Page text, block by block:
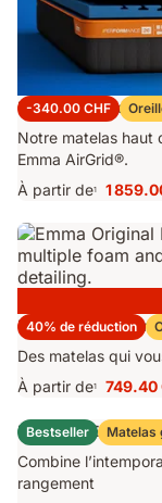
-340.00 CHF
Matelas Emma
Notre matelas haut
Emma AirGrid®.
À partir de1
Prix
1
40% de réduction
Matelas Emma
Des matelas qui
À partir de1
Prix
749.40
749.40
Bestseller Matelas
Lit Coffre Emma
Combine
rangement